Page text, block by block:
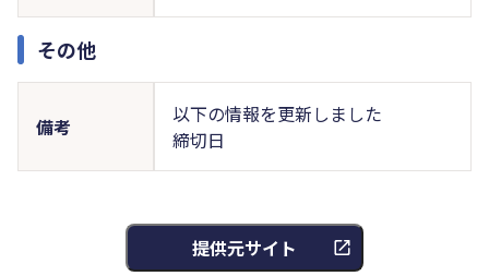
その他
備考
以下の情報を更新しました
締切日
提供元サイト